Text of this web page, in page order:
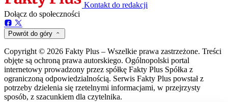
Kontakt do redakcji
Dołącz do społeczności
Powrót do góry
Copyright © 2026 Fakty Plus – Wszelkie prawa zastrzeżone. Treści
objęte są ochroną prawa autorskiego. Ogólnopolski portal
internetowy prowadzony przez spółkę Fakty Plus Spółka z
ograniczoną odpowiedzialnością. Serwis Fakty Plus powstał z
potrzeby dzielenia się rzetelnymi informacjami, w przejrzysty
sposób, z szacunkiem dla czytelnika.